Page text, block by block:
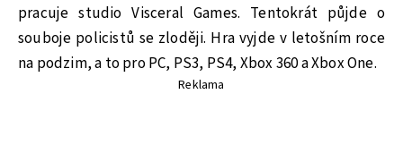
pracuje studio Visceral Games. Tentokrát půjde o
souboje policistů se zloději. Hra vyjde v letošním roce
na podzim, a to pro PC, PS3, PS4, Xbox 360 a Xbox One.
Reklama